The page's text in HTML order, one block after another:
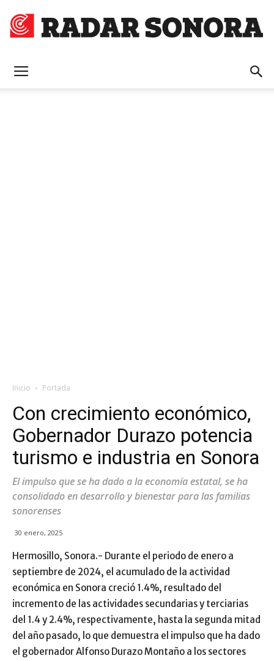
Inicio Portada
Con crecimiento económico,
Gobernador Durazo potencia
turismo e industria en Sonora
El impulso que se ha dado a la economía estatal, se ha
consolidado en desarrollo y bienestar para las familias
sonorenses
30 enero, 2025
Hermosillo, Sonora.- Durante el periodo de enero a
septiembre de 2024, el acumulado de la actividad
económica en Sonora creció 1.4%, resultado del
incremento de las actividades secundarias y terciarias
del 1.4 y 2.4%, respectivamente, hasta la segunda mitad
del año pasado, lo que demuestra el impulso que ha dado
el gobernador Alfonso Durazo Montaño a los sectores